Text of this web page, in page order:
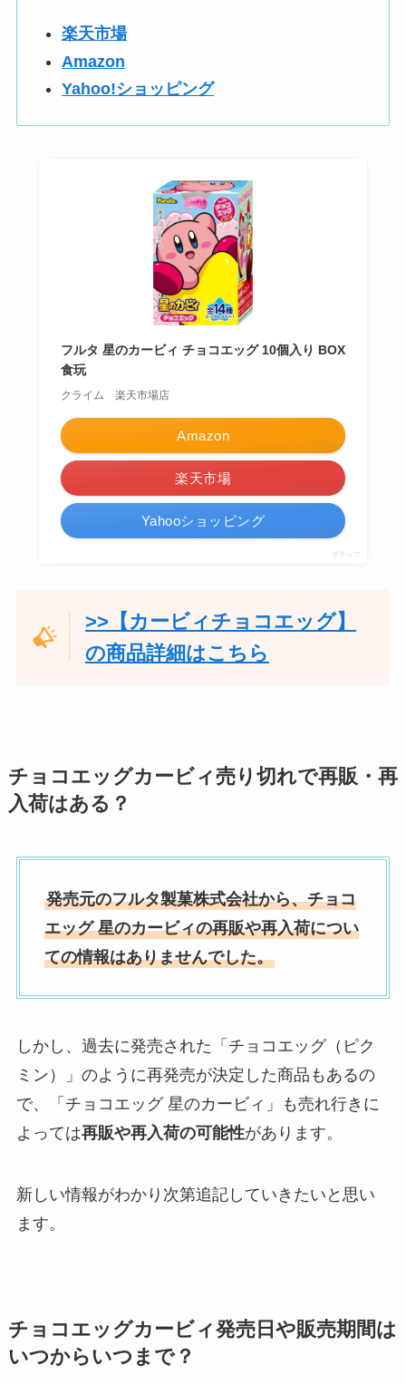
楽天市場
Amazon
Yahoo!ショッピング
フルタ 星のカービィ チョコエッグ 10個入り BOX
食玩
クライム 楽天市場店
Amazon
楽天市場
Yahooショッピング
ポチップ
>>【カービィチョコエッグ】
の商品詳細はこちら
チョコエッグカービィ売り切れで再販・再
入荷はある？
発売元のフルタ製菓株式会社から、チョコ
エッグ 星のカービィの再販や再入荷につい
ての情報はありませんでした。
しかし、過去に発売された「チョコエッグ（ピク
ミン）」のように再発売が決定した商品もあるの
で、「チョコエッグ 星のカービィ」も売れ行きに
よっては再販や再入荷の可能性があります。
新しい情報がわかり次第追記していきたいと思い
ます。
チョコエッグカービィ発売日や販売期間は
いつからいつまで？